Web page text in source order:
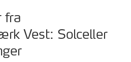
fra
Vest: Solceller